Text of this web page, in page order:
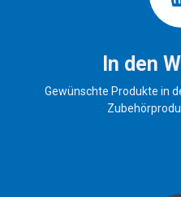
In den
Gewünschte Produkte in